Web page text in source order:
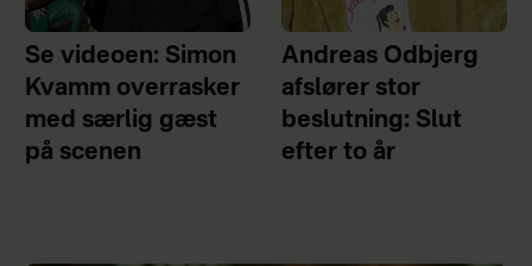
Se videoen: Simon
Kvamm overrasker
med særlig gæst
på scenen
Andreas Odbjerg
afslører stor
beslutning: Slut
efter to år